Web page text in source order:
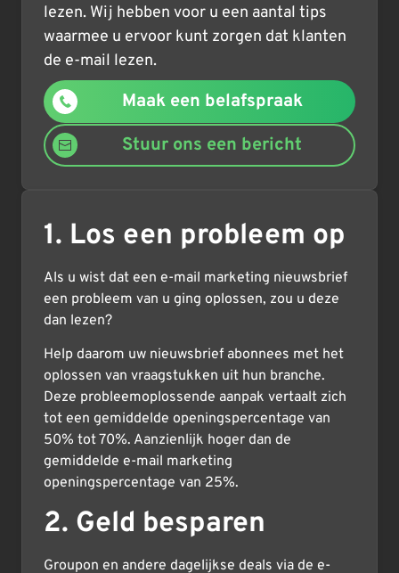
lezen. Wij hebben voor u een aantal tips
waarmee u ervoor kunt zorgen dat klanten
de e-mail lezen.
Maak een belafspraak
Stuur ons een bericht
1. Los een probleem op
Als u wist dat een e-mail marketing nieuwsbrief
een probleem van u ging oplossen, zou u deze
dan lezen?
Help daarom uw nieuwsbrief abonnees met het
oplossen van vraagstukken uit hun branche.
Deze probleemoplossende aanpak vertaalt zich
tot een gemiddelde openingspercentage van
50% tot 70%. Aanzienlijk hoger dan de
gemiddelde e-mail marketing
openingspercentage van 25%.
2. Geld besparen
Groupon en andere dagelijkse deals via de e-